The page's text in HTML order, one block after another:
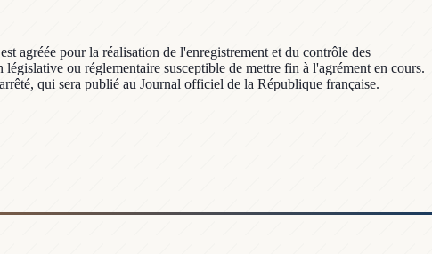
agréée pour la réalisation de l'enregistrement et du contrôle des
ou réglementaire susceptible de mettre fin à l'agrément en cours.
qui sera publié au Journal officiel de la République française.